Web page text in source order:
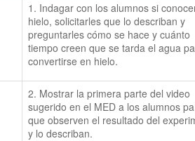
1. Indagar con los alumnos si
hielo, solicitarles que lo describan y
preguntarles cómo se hace y cuánto
tiempo creen que se tarda el agua
convertirse en hielo.
2. Mostrar la primera parte del video
sugerido en el MED a los alumnos
que observen el resultado del
y lo describan.